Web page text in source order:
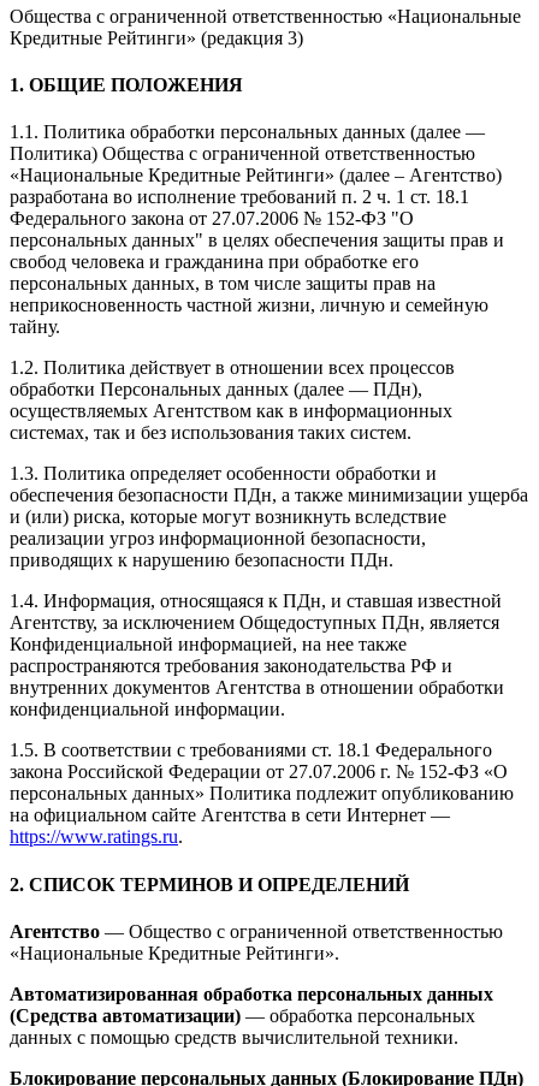
Общества с ограниченной ответственностью «Национальные
Кредитные Рейтинги» (редакция 3)
1. ОБЩИЕ ПОЛОЖЕНИЯ
1.1. Политика обработки персональных данных (далее —
Политика) Общества с ограниченной ответственностью
«Национальные Кредитные Рейтинги» (далее – Агентство)
разработана во исполнение требований п. 2 ч. 1 ст. 18.1
Федерального закона от 27.07.2006 № 152-ФЗ "О
персональных данных" в целях обеспечения защиты прав и
свобод человека и гражданина при обработке его
персональных данных, в том числе защиты прав на
неприкосновенность частной жизни, личную и семейную
тайну.
1.2. Политика действует в отношении всех процессов
обработки Персональных данных (далее — ПДн),
осуществляемых Агентством как в информационных
системах, так и без использования таких систем.
1.3. Политика определяет особенности обработки и
обеспечения безопасности ПДн, а также минимизации ущерба
и (или) риска, которые могут возникнуть вследствие
реализации угроз информационной безопасности,
приводящих к нарушению безопасности ПДн.
1.4. Информация, относящаяся к ПДн, и ставшая известной
Агентству, за исключением Общедоступных ПДн, является
Конфиденциальной информацией, на нее также
распространяются требования законодательства РФ и
внутренних документов Агентства в отношении обработки
конфиденциальной информации.
1.5. В соответствии с требованиями ст. 18.1 Федерального
закона Российской Федерации от 27.07.2006 г. № 152-ФЗ «О
персональных данных» Политика подлежит опубликованию
на официальном сайте Агентства в сети Интернет —
https://www.ratings.ru.
2. СПИСОК ТЕРМИНОВ И ОПРЕДЕЛЕНИЙ
Агентство — Общество с ограниченной ответственностью
«Национальные Кредитные Рейтинги».
Автоматизированная обработка персональных данных
(Средства автоматизации) — обработка персональных
данных с помощью средств вычислительной техники.
Блокирование персональных данных (Блокирование ПДн)